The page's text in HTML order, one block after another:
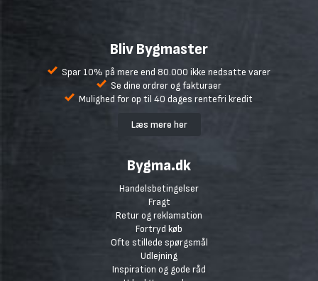
Bliv Bygmaster
Spar 10% på mere end 80.000 ikke nedsatte varer
Se dine ordrer og fakturaer
Mulighed for op til 40 dages rentefri kredit
Læs mere her
Bygma.dk
Handelsbetingelser
Fragt
Retur og reklamation
Fortryd køb
Ofte stillede spørgsmål
Udlejning
Inspiration og gode råd